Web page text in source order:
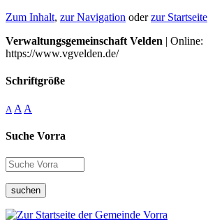
Zum Inhalt, zur Navigation oderzur Startseite
Verwaltungsgemeinschaft Velden | Online:
https://www.vgvelden.de/
Schriftgröße
A A A
Suche Vorra
suchen